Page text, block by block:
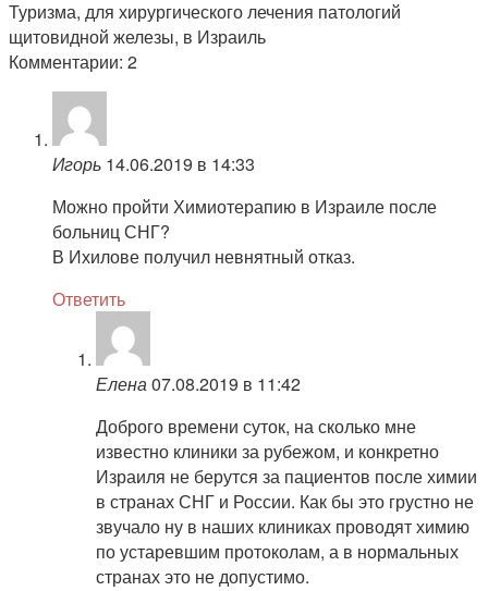
Туризма, для хирургического лечения патологий
щитовидной железы, в Израиль
Комментарии: 2
Игорь 14.06.2019 в 14:33
Можно пройти Химиотерапию в Израиле после
больниц СНГ?
В Ихилове получил невнятный отказ.
Ответить
Елена07.08.2019 в 11:42
Доброго времени суток, на сколько мне
известно клиники за рубежом, и конкретно
Израиля не берутся за пациентов после химии
в странах СНГ и России. Как бы это грустно не
звучало ну в наших клиниках проводят химию
по устаревшим протоколам, а в нормальных
странах это не допустимо.